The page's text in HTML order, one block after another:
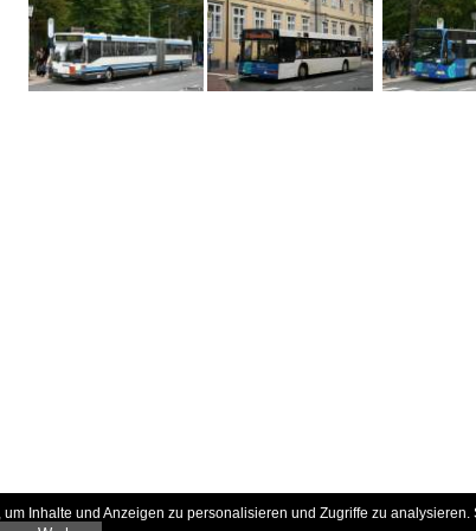
Inhalte und Anzeigen zu personalisieren und Zugriffe zu